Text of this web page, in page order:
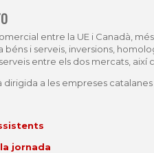
entre la UE i Canadà,
i serveis, inversions,
entre els dos mercats,
dirigida a les empreses
jornada